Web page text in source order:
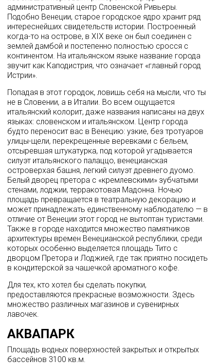
административный центр Словенской Ривьеры.
Подобно Венеции, старое городское ядро хранит ряд
интереснейших свидетельств истории. Построенный
когда-то на острове, в XIX веке он был соединен с
землей дамбой и постепенно полностью сросся с
континентом. На итальянском языке название города
звучит как Каподистрия, что означает «главный город
Истрии».
Попадая в этот городок, ловишь себя на мысли, что ты
не в Словении, а в Италии. Во всем ощущается
итальянский колорит, даже названия написаны на двух
языках: словенском и итальянском. Центр города
будто переносит вас в Венецию: узкие, без тротуаров
улицы-щели, перекрещенные веревками с бельем,
отсыревшая штукатурка, под которой угадывается
силуэт итальянского палаццо, венецианская
островерхая башня, легкий силуэт древнего дуомо.
Белый дворец претора с «кремлевскими» зубчатыми
стенами, лоджии, терракотовая Мадонна. Ночью
площадь превращается в театральную декорацию и
может принадлежать единственному наблюдателю — в
отличие от Венеции этот город не вытоптан туристами.
Также в городе находится множество памятников
архитектуры времен Венецианской республики, среди
которых особенно выделяется площадь Тито с
дворцом Претора и Лоджией, где так приятно посидеть
в кондитерской за чашечкой ароматного кофе.
Для тех, кто хотел бы сделать покупки,
предоставляются прекрасные возможности. Здесь
множество различных магазинов и сувенирных
лавочек.
АКВАПАРК
Площадь водных поверхностей закрытых и открытых
бассейнов 3100 кв.м.